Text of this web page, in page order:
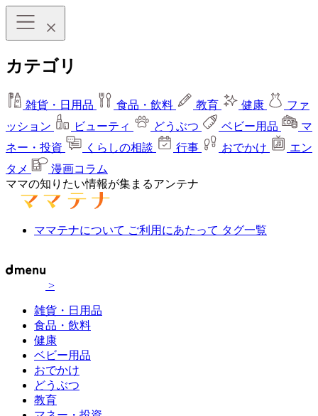
カテゴリ
雑貨・日用品 食品・飲料 教育 健康
ファ
ッション
ビューティ どうぶつ ベビー用品
マ
ネー・投資
くらしの相談 行事 おでかけ
エン
タメ
漫画コラム
ママの知りたい情報が集まるアンテナ
ママテナについて ご利用にあたって タグ一覧
>
雑貨・日用品
食品・飲料
健康
ベビー用品
おでかけ
どうぶつ
教育